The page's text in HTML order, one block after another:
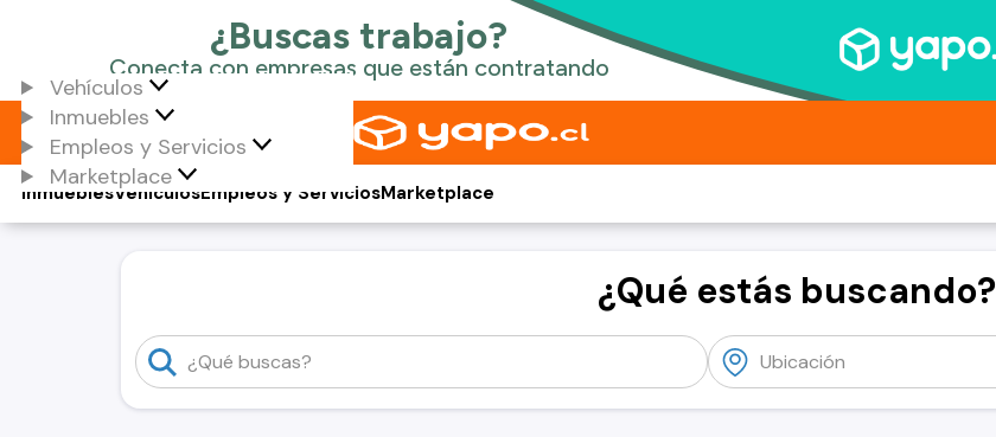
Vehículos
Inmuebles
Empleos y Servicios
Marketplace
Vehículos
Inmuebles Empleos y ServiciosMarketplace
¿Qué estás buscando?